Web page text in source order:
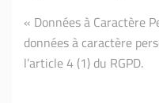
« Données à Caractère
données à caractère
l’article 4 (1) du RGPD.